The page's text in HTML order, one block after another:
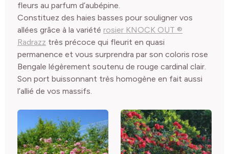
fleurs au parfum d’aubépine.
Constituez des haies basses pour souligner vos
allées grâce à la variété rosier KNOCK OUT ®
Radrazz très précoce qui fleurit en quasi
permanence et vous surprendra par son coloris rose
Bengale légèrement soutenu de rouge cardinal clair.
Son port buissonnant très homogène en fait aussi
l’allié de vos massifs.